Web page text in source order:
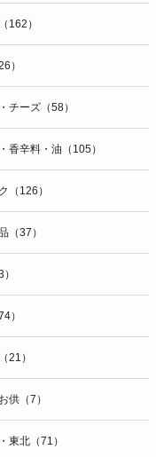
が依頼する情報の提
でご了承下さい。
セス状況について、
、電話番号、電子メ
ニアマネージャー
番１号 東麻布食文化
162）
）
チーズ（58）
香辛料・油（105）
（126）
（37）
）
21）
供（7）
東北（71）